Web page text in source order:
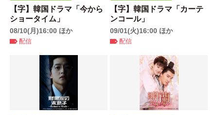
【字】韓国ドラマ「今から
ショータイム」
08/10(月)16:00 ほか
配信
【字】韓国ドラマ「カーテ
ンコール」
09/01(火)16:00 ほか
配信